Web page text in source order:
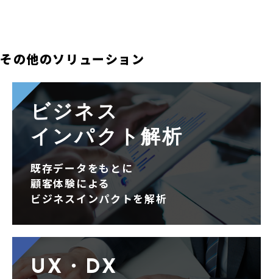
その他のソリューション
ビジネス
インパクト解析
既存データをもとに
顧客体験による
ビジネスインパクトを解析
UX・DX